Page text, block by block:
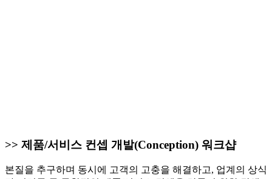
>> 제품/서비스 컨셉 개발(Conception) 워크샵
본질을 추구하며 동시에 고객의 고충을 해결하고, 업계의 상식